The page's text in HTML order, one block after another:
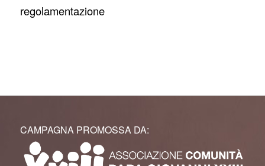
regolamentazione
CAMPAGNA PROMOSSA DA: